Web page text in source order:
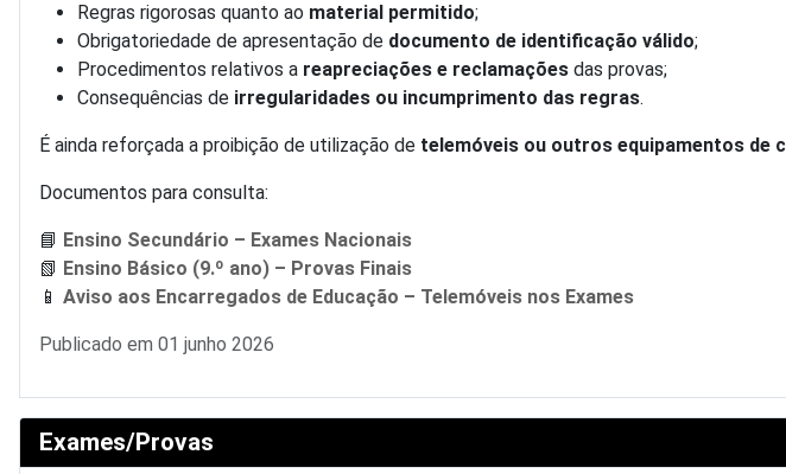
Regras rigorosas quanto ao material permitido;
Obrigatoriedade de apresentação de documento de identificação válido;
Procedimentos relativos a reapreciações e reclamações das provas;
Consequências de irregularidades ou incumprimento das regras.
É ainda reforçada a proibição de utilização de telemóveis ou outros equipamentos de
Documentos para consulta:
📘 Ensino Secundário – Exames Nacionais
📗 Ensino Básico (9.º ano) – Provas Finais
📱 Aviso aos Encarregados de Educação – Telemóveis nos Exames
Detalhes
Publicado em 01 junho 2026
Exames/Provas